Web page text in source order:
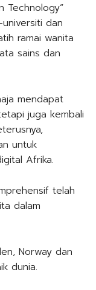
Technology”
dan
ramai wanita
sains dan
mendapat
juga kembali
untuk
Afrika.
telah
dalam
Norway dan
dunia.